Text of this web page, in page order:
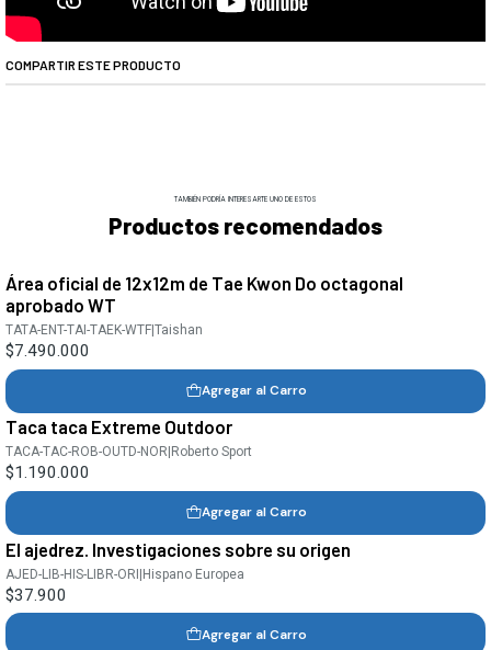
COMPARTIR ESTE PRODUCTO
TAMBIÉN PODRÍA INTERESARTE UNO DE ESTOS
Productos recomendados
Área oficial de 12x12m de Tae Kwon Do octagonal
aprobado WT
TATA-ENT-TAI-TAEK-WTF|Taishan
$7.490.000
Agregar al Carro
Taca taca Extreme Outdoor
TACA-TAC-ROB-OUTD-NOR Roberto Sport
$1.190.000
Agregar al Carro
El ajedrez. Investigaciones sobre su origen
AJED-LIB-HIS-LIBR-ORI|Hispano Europea
$37.900
Agregar al Carro